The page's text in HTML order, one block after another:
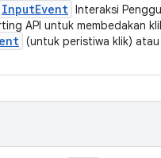
InputEvent Interaksi
API untuk membedakan
(untuk peristiwa klik)